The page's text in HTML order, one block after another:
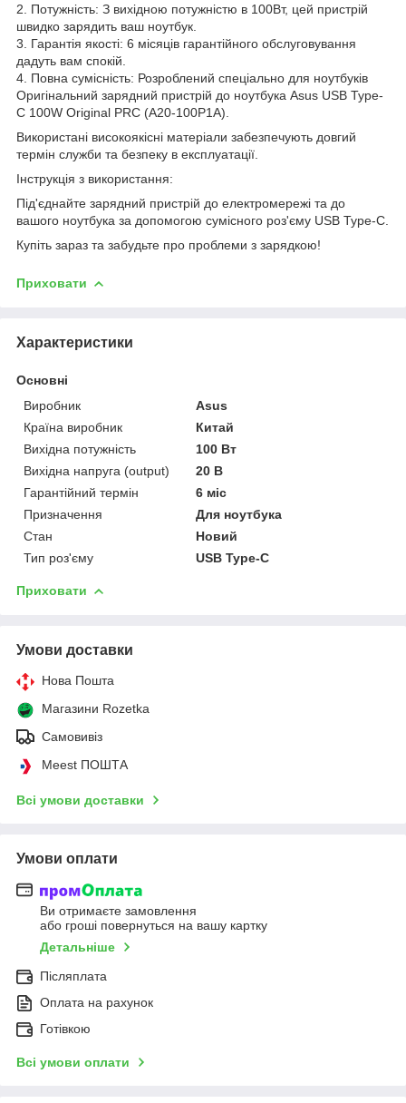
2. Потужність: З вихідною потужністю в 100Вт, цей пристрій
швидко зарядить ваш ноутбук.
3. Гарантія якості: 6 місяців гарантійного обслуговування
дадуть вам спокій.
4. Повна сумісність: Розроблений спеціально для ноутбуків
Оригінальний зарядний пристрій до ноутбука Asus USB Type-
C 100W Original PRC (A20-100P1A).
Використані високоякісні матеріали забезпечують довгий
термін служби та безпеку в експлуатації.
Інструкція з використання:
Під'єднайте зарядний пристрій до електромережі та до
вашого ноутбука за допомогою сумісного роз'єму USB Type-C.
Купіть зараз та забудьте про проблеми з зарядкою!
Приховати
Характеристики
Основні
Виробник
Asus
Країна виробник
Китай
Вихідна потужність
100 Вт
Вихідна напруга (output)
20 В
Гарантійний термін
6 міс
Призначення
Для ноутбука
Стан
Новий
Тип роз'єму
USB Type-C
Приховати
Умови доставки
Нова Пошта
Магазини Rozetka
Самовивіз
Meest ПОШТА
Всі умови доставки
Умови оплати
Ви отримаєте замовлення
або гроші повернуться на вашу картку
Детальніше
Післяплата
Оплата на рахунок
Готівкою
Всі умови оплати